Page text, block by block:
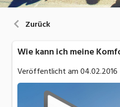
Zurück
Wie kann ich meine
Veröffentlicht am04.02.2016